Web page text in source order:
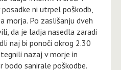
ni utrpel poškodb,
morja. Po zaslišanju dveh
da je ladja nasedla zaradi
naj bi ponoči okrog 2.30
nazaj v morje in
bodo sanirale poškodbe.